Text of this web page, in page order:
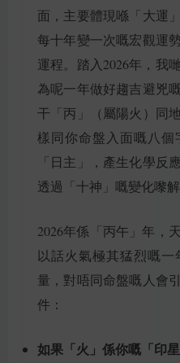
面，主要體現喺「大運
每十年變一次嘅宏觀運
運程。踏入2026年，我
為呢一年做好趨吉避兇
干「丙」（屬陽火）同
樣同你命盤入面嘅八
「日主」，產生化學反
透過「十神」嘅變化嚟解
2026年係「丙午」年，
以話火氣極其猛烈嘅
量，對唔同命盤嘅人會
件：
如果「火」係你嘅「印